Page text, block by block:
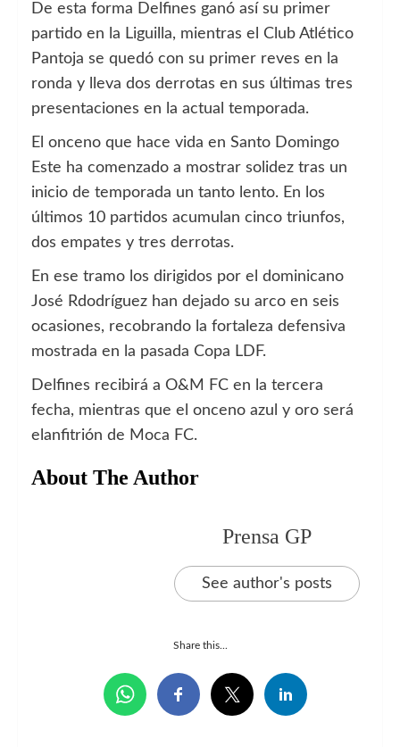
De esta forma Delfines ganó así su primer
partido en la Liguilla, mientras el Club Atlético
Pantoja se quedó con su primer reves en la
ronda y lleva dos derrotas en sus últimas tres
presentaciones en la actual temporada.
El onceno que hace vida en Santo Domingo
Este ha comenzado a mostrar solidez tras un
inicio de temporada un tanto lento. En los
últimos 10 partidos acumulan cinco triunfos,
dos empates y tres derrotas.
En ese tramo los dirigidos por el dominicano
José Rdodríguez han dejado su arco en seis
ocasiones, recobrando la fortaleza defensiva
mostrada en la pasada Copa LDF.
Delfines recibirá a O&M FC en la tercera
fecha, mientras que el onceno azul y oro será
elanfitrión de Moca FC.
About The Author
Prensa GP
See author's posts
Share this...